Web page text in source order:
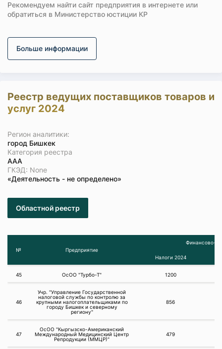
Рекомендуем найти сайт предприятия в интернете или
обратиться в Министерство юстиции КР
Больше информации
Реестр ведущих поставщиков товаров и
услуг 2024
Регион аналитики:
город Бишкек
Категория реестра
ААА
ГКЭД: None
«Деятельность - не определено»
Областной реестр
№ Предприятие
Финансово-
Налоги 2024
45 ОсОО "Турбо-Т" 1200
46
Учр. "Управление Государственной
налоговой службы по контролю за
крупными налогоплательщиками по
городу Бишкек и северному
региону"
856
47
ОсОО "Кыргызско-Американский
Международный Медицинский Центр
Репродукции (ММЦР)"
479